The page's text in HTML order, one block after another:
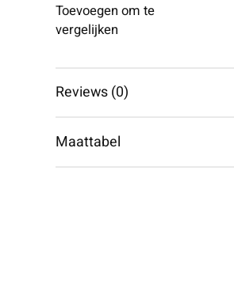
Toevoegen om te
vergelijken
Reviews (0)
Maattabel